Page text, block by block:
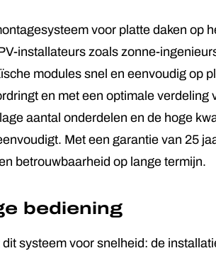
voor platte daken op
installateurs zoals zonne-
modules snel en eenvoudig op
en met een optimale verdeling
aantal onderdelen en de hoge
Met een garantie van 25
betrouwbaarheid op lange termijn.
bediening
systeem voor snelheid: de